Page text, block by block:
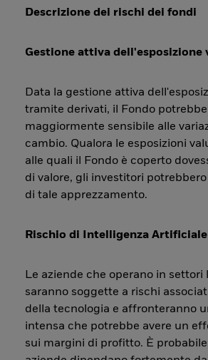
Descrizione dei rischi dei fondi
Gestione attiva dell'esposizione
Data la gestione attiva
tramite derivati, il Fondo
maggiormente sensibile alle
cambio. Qualora le esposizioni
alle quali il Fondo è coperto
di valore, gli investitori
di tale apprezzamento.
Rischio di Intelligenza
Le aziende che operano in settori
saranno soggette a rischi
della tecnologia e affronteranno
intensa che potrebbe avere un
sui margini di profitto. È